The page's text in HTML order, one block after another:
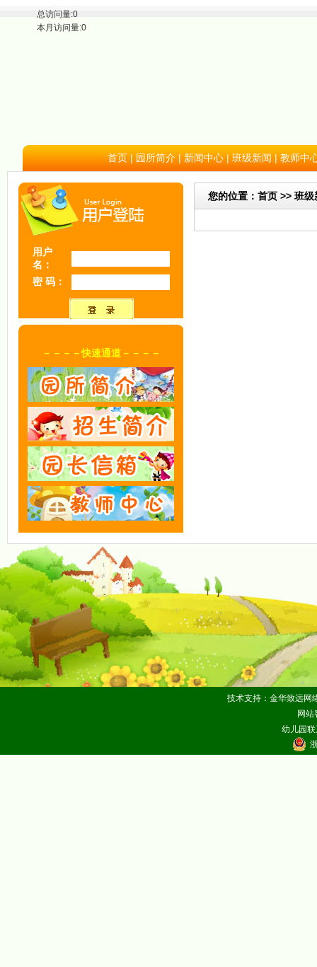
总访问量:0
本月访问量:0
首页 | 园所简介 | 新闻中心 | 班级新闻 | 教师中
－－－－快速通道－－－－
您的位置：首页 >> 班级
技术支持：金华致远网
网
幼儿园